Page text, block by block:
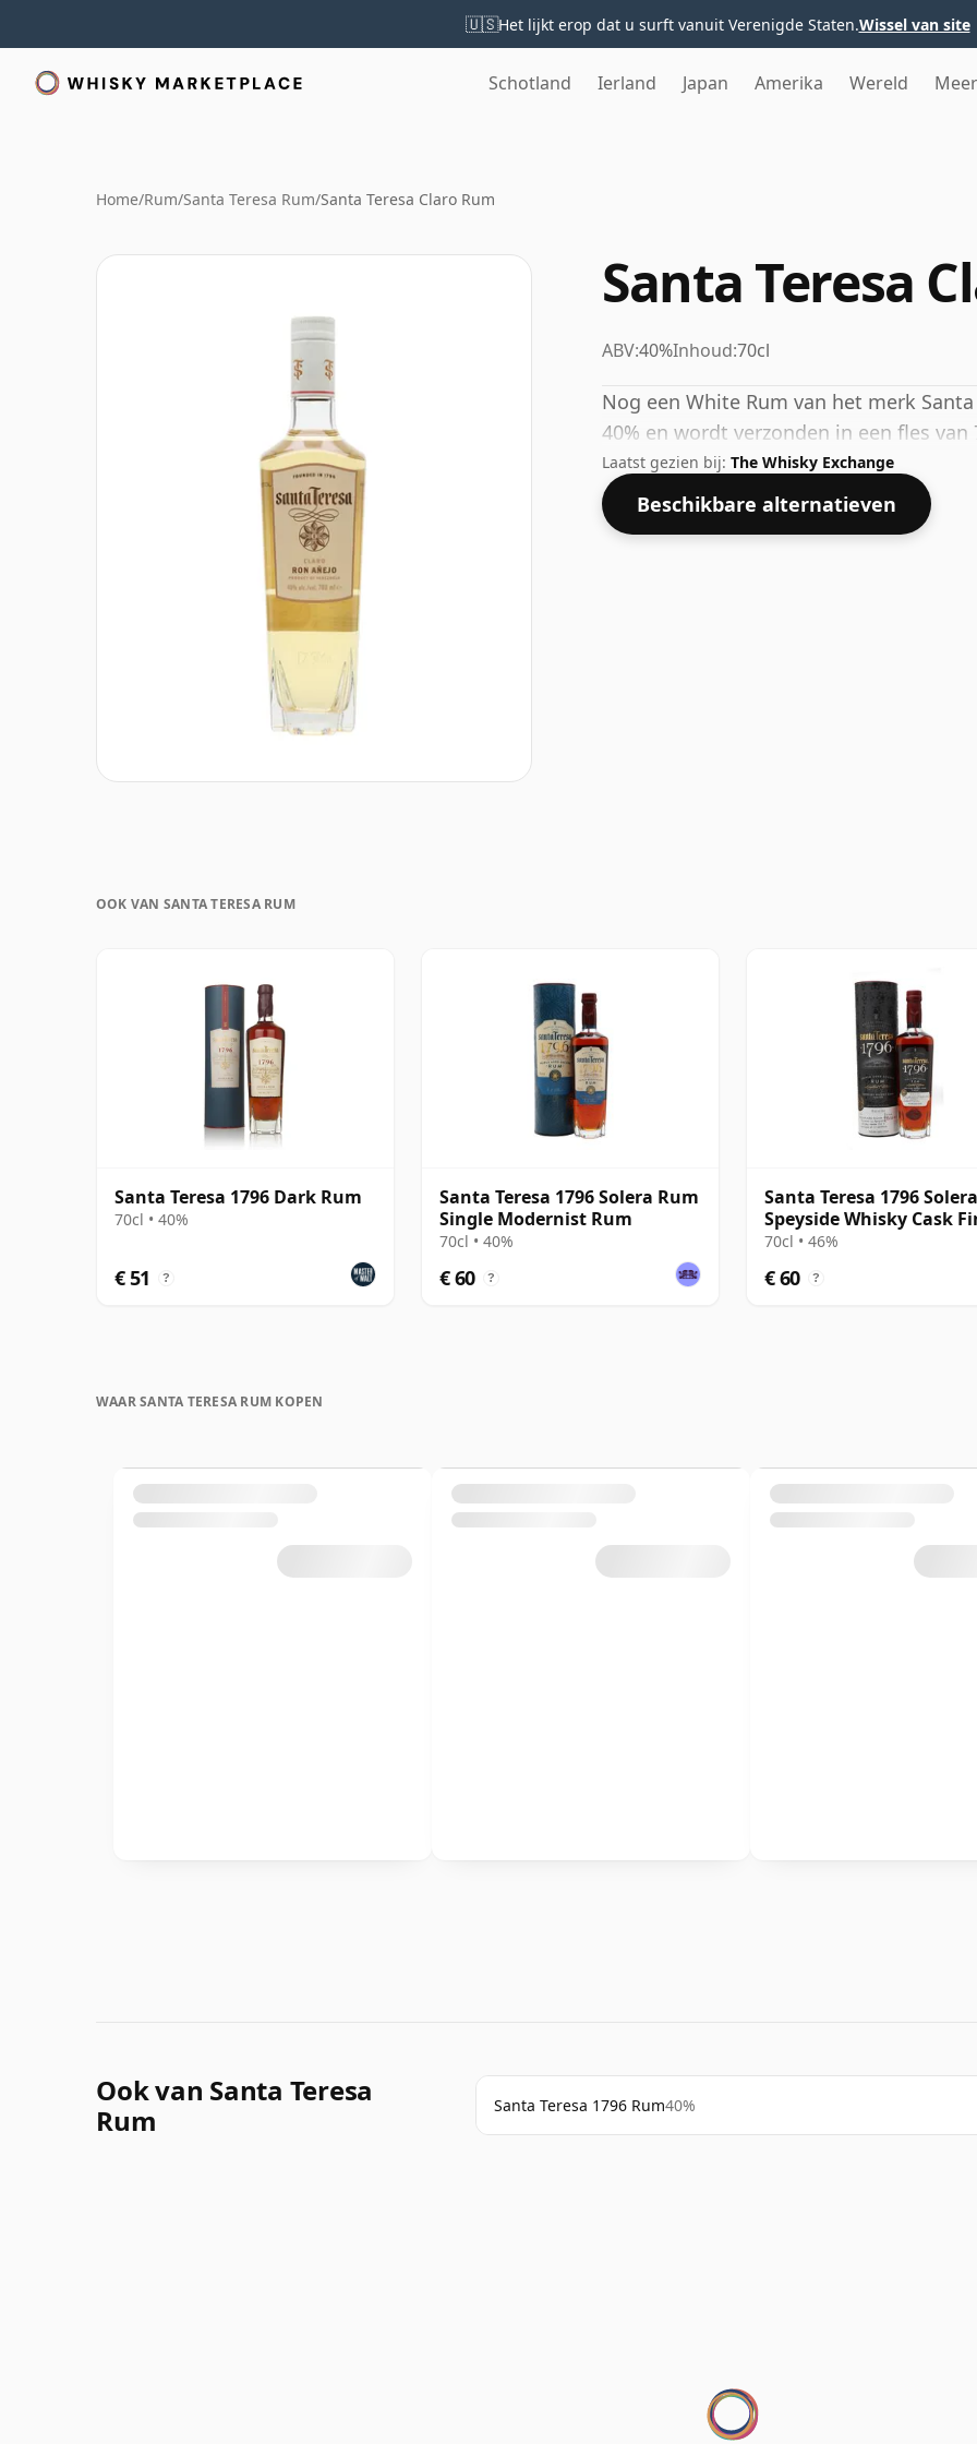
🇺🇸Het lijkt erop dat u surft vanuit Verenigde Staten.Wissel van site
Schotland Ierland Japan Amerika Wereld Meer
Home/Rum/Santa Teresa Rum/Santa Teresa Claro Rum
Santa Teresa
ABV:40%Inhoud:70cl
Nog een White Rum van het merk
40% en wordt verzonden in een fles van
Laatst gezien bij: The Whisky Exchange
Beschikbare alternatieven
OOK VAN SANTA TERESA RUM
Santa Teresa 1796 Dark Rum
70cl • 40%
€ 51 ?
Santa Teresa 1796 Solera Rum
Single Modernist Rum
70cl • 40%
€ 60 ?
Santa Teresa 1796 Solera
Speyside Whisky Cask
Rum
70cl • 46%
€ 60 ?
WAAR SANTA TERESA RUM KOPEN
Ook van Santa Teresa
Rum
Santa Teresa 1796 Rum40%